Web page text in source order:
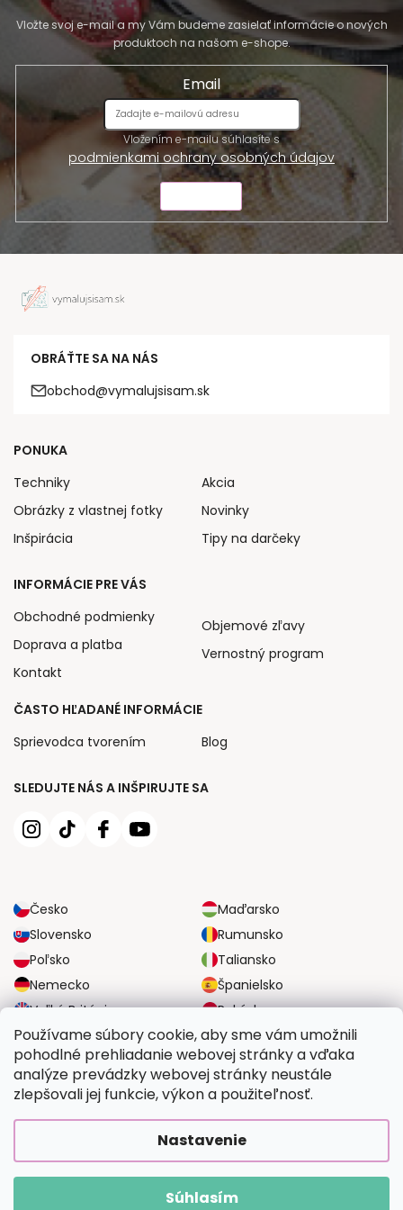
Používame súbory cookie, aby sme vám umožnili
pohodlné prehliadanie webovej stránky a vďaka
analýze prevádzky webovej stránky neustále
zlepšovali jej funkcie, výkon a použiteľnosť.
Nastavenie
Súhlasím
Vložte svoj e-mail a my Vám budeme zasielať informácie o nových
produktoch na našom e-shope.
Email
Vložením e-mailu súhlasíte s
podmienkami ochrany osobných údajov
OBRÁŤTE SA NA NÁS
obchod@vymalujsisam.sk
SLEDUJTE NÁS A INŠPIRUJTE SA
Česko
Maďarsko
Slovensko
Rumunsko
Poľsko
Taliansko
Nemecko
Španielsko
Veľká Británia
Rakúsko
PONUKA
Techniky
Obrázky z vlastnej fotky
Inšpirácia
Akcia
Novinky
Tipy na darčeky
INFORMÁCIE PRE VÁS
Obchodné podmienky
Doprava a platba
Kontakt
Objemové zľavy
Vernostný program
ČASTO HĽADANÉ INFORMÁCIE
Sprievodca tvorením
Blog
SPOĽAHLIVÉ MOŽNOSTI DOPRAVY
BEZPEČNÉ MOŽNOSTI PLATBY
Vymalujsisam.sk. Všetky práva vyhradené.